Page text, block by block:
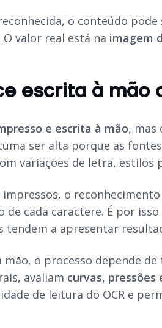
o conteúdo
valor real está na imagem
escrita à mão
e escrita à mão, mas
ser alta porque as
variações de letra, estilos
o
de cada caractere. É por
a apresentar
o processo depende
avaliam curvas,
de leitura do OCR e